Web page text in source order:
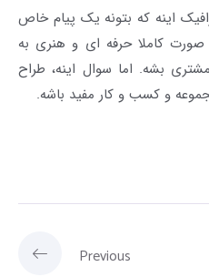
اینه که بتونه یک پیام خاص
صورت کاملا حرفه ای و هنری به
بشه. اما سوال اینه، طراح
و کسب و کار مفید باشه.
Previous